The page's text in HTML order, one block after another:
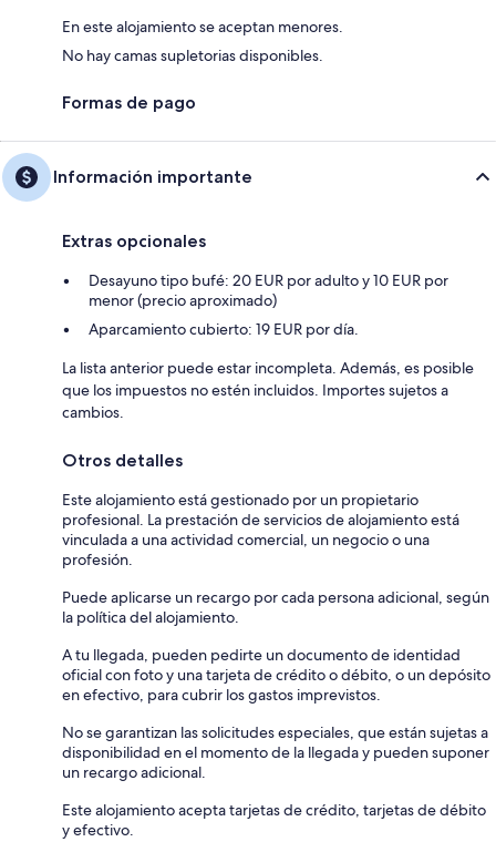
En este alojamiento se aceptan menores.
No hay camas supletorias disponibles.
Formas de pago
Información importante
Extras opcionales
Desayuno tipo bufé: 20 EUR por adulto y 10 EUR por
menor (precio aproximado)
Aparcamiento cubierto: 19 EUR por día.
La lista anterior puede estar incompleta. Además, es posible
que los impuestos no estén incluidos. Importes sujetos a
cambios.
Otros detalles
Este alojamiento está gestionado por un propietario
profesional. La prestación de servicios de alojamiento está
vinculada a una actividad comercial, un negocio o una
profesión.
Puede aplicarse un recargo por cada persona adicional, según
la política del alojamiento.
A tu llegada, pueden pedirte un documento de identidad
oficial con foto y una tarjeta de crédito o débito, o un depósito
en efectivo, para cubrir los gastos imprevistos.
No se garantizan las solicitudes especiales, que están sujetas a
disponibilidad en el momento de la llegada y pueden suponer
un recargo adicional.
Este alojamiento acepta tarjetas de crédito, tarjetas de débito
y efectivo.